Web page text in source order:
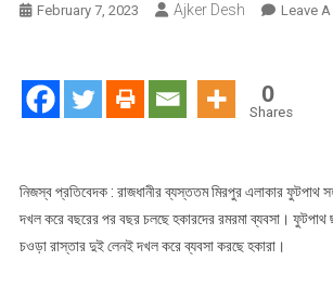
February 7, 2023 Ajker Desh Leave
0
Shares
নিজস্ব প্রতিবেদক : রাজধানীর ব্যস্ততম মিরপুর এলাকার ফুটপাথ
দখল করে বছরের পর বছর চলছে হকারদের রমরমা ব্যবসা। ফুটপাথ
চওড়া রাস্তার দুই লেনই দখল করে ব্যবসা করছে হকারা।